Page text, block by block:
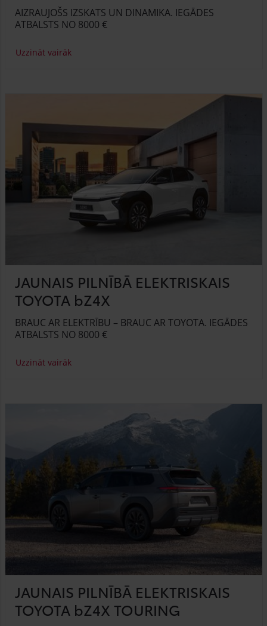
AIZRAUJOŠS IZSKATS UN DINAMIKA. IEGĀDES
ATBALSTS NO 8000 €
Uzzināt vairāk
JAUNAIS PILNĪBĀ ELEKTRISKAIS
TOYOTA bZ4X
BRAUC AR ELEKTRĪBU – BRAUC AR TOYOTA. IEGĀDES
ATBALSTS NO 8000 €
Uzzināt vairāk
JAUNAIS PILNĪBĀ ELEKTRISKAIS
TOYOTA bZ4X TOURING